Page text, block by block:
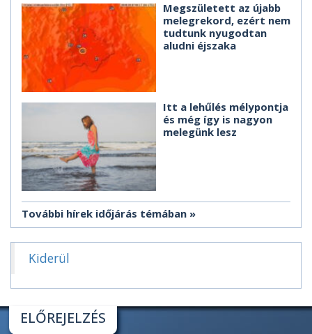
Megszületett az újabb
melegrekord, ezért nem
tudtunk nyugodtan
aludni éjszaka
Itt a lehűlés mélypontja
és még így is nagyon
melegünk lesz
További hírek időjárás témában
Kiderül
ELŐREJELZÉS